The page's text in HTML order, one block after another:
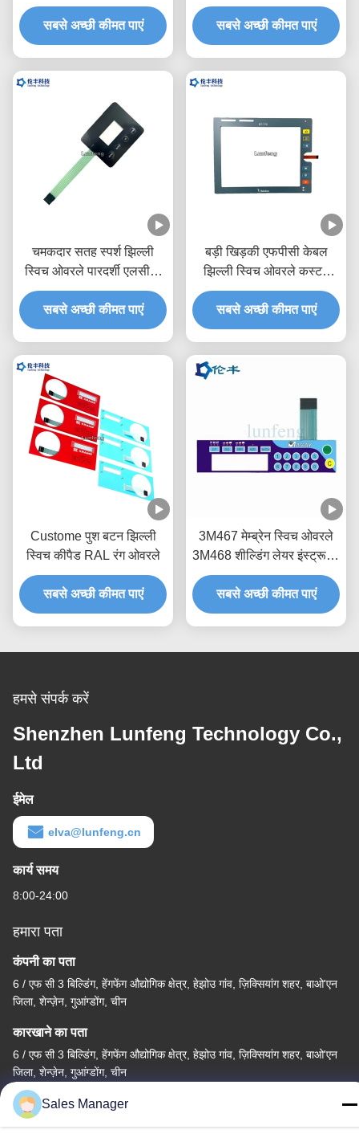
बटन
सबसे अच्छी कीमत पाएं
खिड़की
सबसे अच्छी कीमत पाएं
चमकदार सतह स्पर्श झिल्ली
स्विच ओवरले पारदर्शी एलसीडी
विंडो
सबसे अच्छी कीमत पाएं
बड़ी खिड़की एफपीसी केबल
झिल्ली स्विच ओवरले कस्टम
एलईडी एलजीएफ
सबसे अच्छी कीमत पाएं
Custome पुश बटन झिल्ली
स्विच कीपैड RAL रंग ओवरले
सबसे अच्छी कीमत पाएं
3M467 मेम्ब्रेन स्विच ओवरले
3M468 शील्डिंग लेयर इंस्ट्रूमेंट
पैनल ओवरले
सबसे अच्छी कीमत पाएं
हमसे संपर्क करें
Shenzhen Lunfeng Technology Co.,
Ltd
ईमेल
elva@lunfeng.cn
कार्य समय
8:00-24:00
हमारा पता
कंपनी का पता
6 / एफ सी 3 बिल्डिंग, हेंगफेंग औद्योगिक क्षेत्र, हेझोउ गांव, ज़िक्सियांग शहर, बाओ'एन
जिला, शेन्ज़ेन, गुआंग्डोंग, चीन
कारखाने का पता
6 / एफ सी 3 बिल्डिंग, हेंगफेंग औद्योगिक क्षेत्र, हेझोउ गांव, ज़िक्सियांग शहर, बाओ'एन
जिला, शेन्ज़ेन, गुआंग्डोंग, चीन
टेलीफोन
86--13662697476
Sales Manager